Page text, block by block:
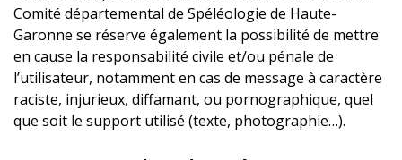
Comité départemental de Spéléologie de Haute-
Garonne se réserve également la possibilité de mettre
en cause la responsabilité civile et/ou pénale de
l’utilisateur, notamment en cas de message à caractère
raciste, injurieux, diffamant, ou pornographique, quel
que soit le support utilisé (texte, photographie…).